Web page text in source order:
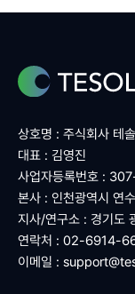
상호명 : 주식회사 테
대표 : 김영진
사업자등록번호 :
본사 : 인천광역시 연
지사/연구소 : 경기도
연락처 : 02-6914-
이메일 :